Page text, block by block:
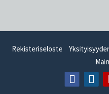
Rekisteriseloste